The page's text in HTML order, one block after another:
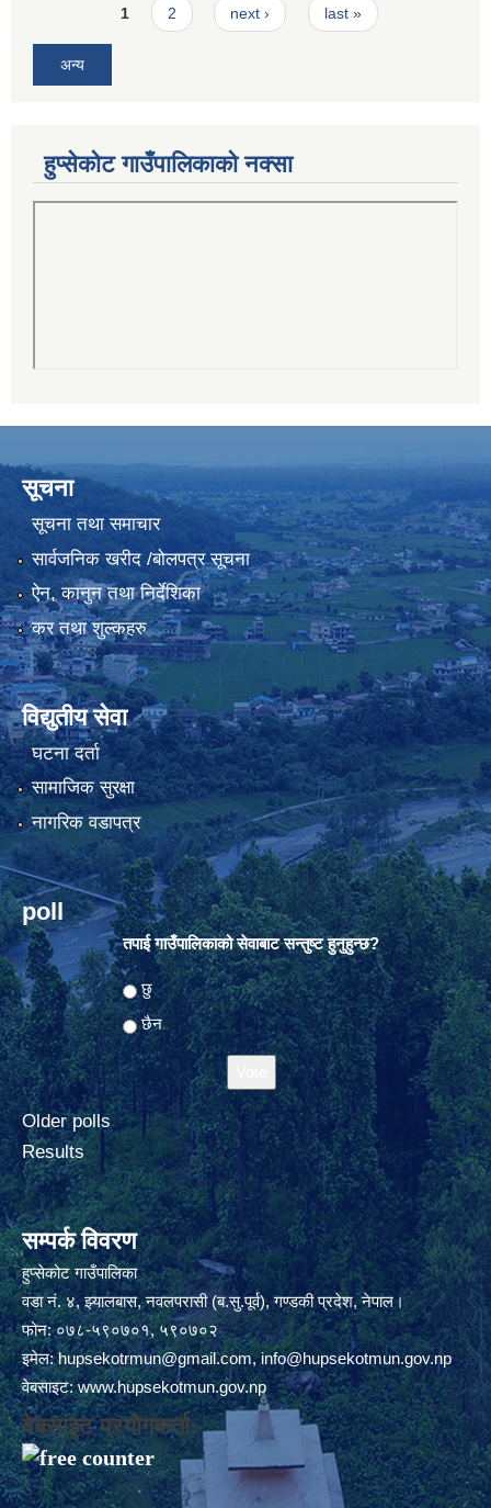
Pages1 2 next › last »
अन्य
हुप्सेकोट गाउँपालिकाको नक्सा
सूचना
सूचना तथा समाचार
सार्वजनिक खरीद /बोलपत्र सूचना
ऐन, कानुन तथा निर्देशिका
कर तथा शुल्कहरु
विद्युतीय सेवा
घटना दर्ता
सामाजिक सुरक्षा
नागरिक वडापत्र
poll
तपाई गाउँपालिकाको सेवाबाट सन्तुष्ट हुनुहुन्छ?
Choices
छु
छैन
Older polls
Results
सम्पर्क विवरण
हुप्सेकोट गाउँपालिका
वडा नं. ४, झ्यालबास, नवलपरासी (ब.सु.पूर्व), गण्डकी प्रदेश, नेपाल।
फोन: ०७८-५९०७०१, ५९०७०२
इमेल:hupsekotrmun@gmail.com,info@hupsekotmun.gov.np
वेबसाइट:www.hupsekotmun.gov.np
वेबसाइट प्रयोगकर्ता: